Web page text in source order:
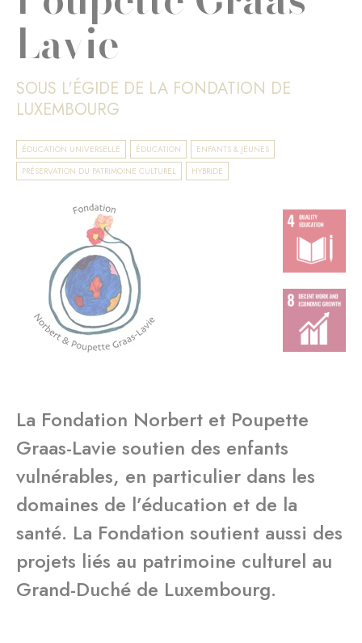
Lavie
SOUS L'ÉGIDE DE LA FONDATION DE
LUXEMBOURG
ÉDUCATION UNIVERSELLE ÉDUCATION
ENFANTS & JEUNES
PRÉSERVATION DU PATRIMOINE CULTUREL
HYBRIDE
La Fondation Norbert et Poupette
Graas-Lavie soutien des enfants
vulnérables, en particulier dans les
domaines de l’éducation et de la
santé. La Fondation soutient aussi des
projets liés au patrimoine culturel au
Grand-Duché de Luxembourg.